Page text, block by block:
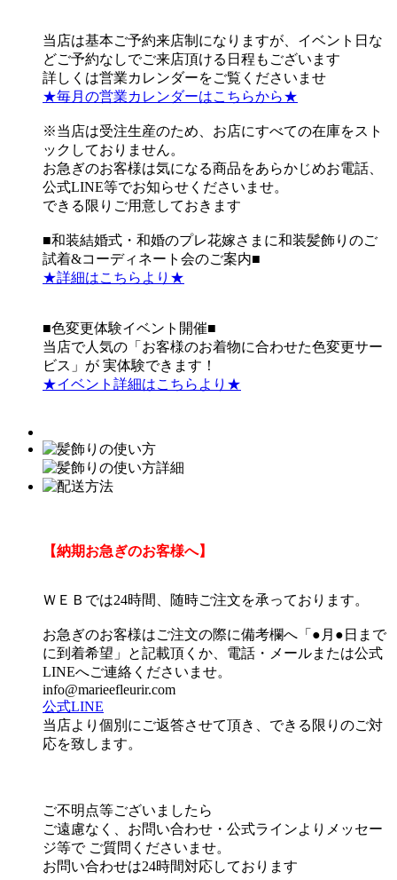
当店は基本ご予約来店制になりますが、イベント日な
どご予約なしでご来店頂ける日程もございます
詳しくは営業カレンダーをご覧くださいませ
★毎月の営業カレンダーはこちらから★
※当店は受注生産のため、お店にすべての在庫をスト
ックしておりません。
お急ぎのお客様は気になる商品をあらかじめお電話、
公式LINE等でお知らせくださいませ。
できる限りご用意しておきます
■和装結婚式・和婚のプレ花嫁さまに和装髪飾りのご
試着&コーディネート会のご案内■
★詳細はこちらより★
■色変更体験イベント開催■
当店で人気の「お客様のお着物に合わせた色変更サー
ビス」が 実体験できます！
★イベント詳細はこちらより★
【納期お急ぎのお客様へ】
ＷＥＢでは24時間、随時ご注文を承っております。
お急ぎのお客様はご注文の際に備考欄へ「●月●日まで
に到着希望」と記載頂くか、電話・メールまたは公式
LINEへご連絡くださいませ。
info@marieefleurir.com
公式LINE
当店より個別にご返答させて頂き、できる限りのご対
応を致します。
ご不明点等ございましたら
ご遠慮なく、お問い合わせ・公式ラインよりメッセー
ジ等で ご質問くださいませ。
お問い合わせは24時間対応しております